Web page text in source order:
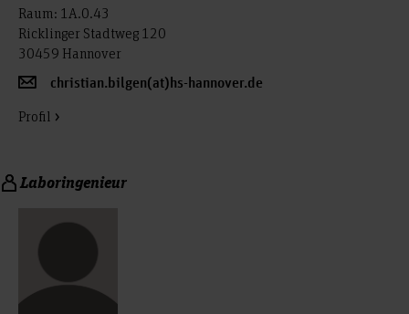
Raum: 1A.0.43
Ricklinger Stadtweg 120
30459 Hannover
christian.bilgen(at)hs-hannover.de
Profil
Laboringenieur